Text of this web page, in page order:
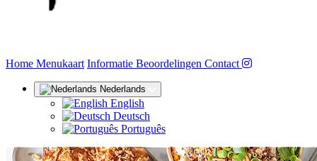
Home (huidige)
Menukaart Informatie Beoordelingen Contact
Nederlands
English
Deutsch
Português